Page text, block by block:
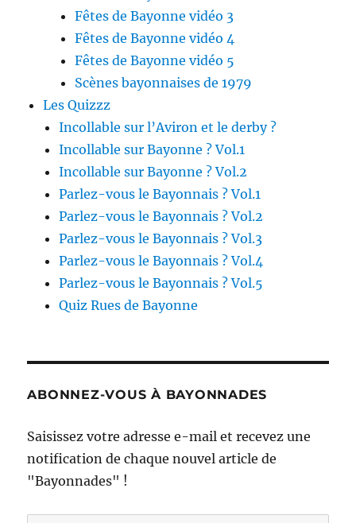
Fêtes de Bayonne vidéo 3
Fêtes de Bayonne vidéo 4
Fêtes de Bayonne vidéo 5
Scènes bayonnaises de 1979
Les Quizzz
Incollable sur l’Aviron et le derby ?
Incollable sur Bayonne ? Vol.1
Incollable sur Bayonne ? Vol.2
Parlez-vous le Bayonnais ? Vol.1
Parlez-vous le Bayonnais ? Vol.2
Parlez-vous le Bayonnais ? Vol.3
Parlez-vous le Bayonnais ? Vol.4
Parlez-vous le Bayonnais ? Vol.5
Quiz Rues de Bayonne
ABONNEZ-VOUS À BAYONNADES
Saisissez votre adresse e-mail et recevez une
notification de chaque nouvel article de
"Bayonnades" !